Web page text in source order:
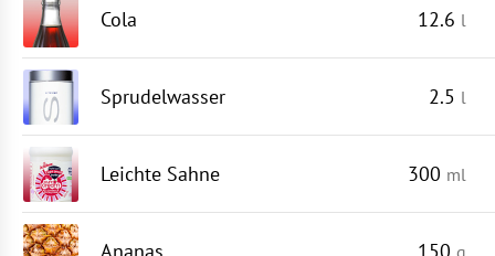
Cola 12.6 l
Sprudelwasser 2.5 l
Leichte Sahne 300 ml
g